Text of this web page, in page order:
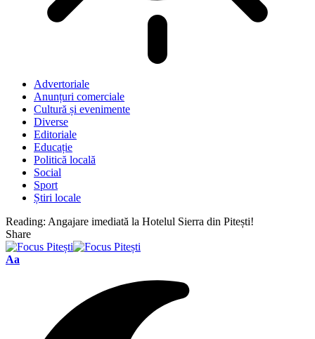
Advertoriale
Anunțuri comerciale
Cultură și evenimente
Diverse
Editoriale
Educație
Politică locală
Social
Sport
Știri locale
Reading: Angajare imediată la Hotelul Sierra din Pitești!
Share
Font
Aa